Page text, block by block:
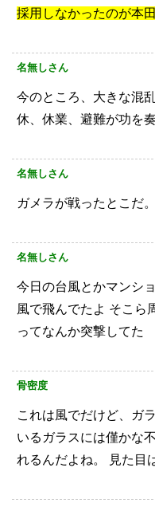
採用しなかったのが本
名無しさん
今のところ、大きな混
休、休業、避難が功を
名無しさん
ガメラが戦ったとこだ。
名無しさん
今日の台風とかマンシ
風で飛んでたよ そこら
ってなんか突撃してた
骨密度
これは風でだけど、ガ
いるガラスには僅かな
れるんだよね。
見た目